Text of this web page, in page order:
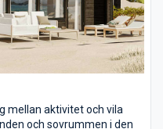
mellan aktivitet och vila
och sovrummen i den